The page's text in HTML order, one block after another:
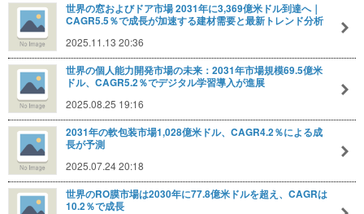
世界の窓およびドア市場 2031年に3,369億米ドル到達へ｜
CAGR5.5％で成長が加速する建材需要と最新トレンド分析
2025.11.13 20:36
世界の個人能力開発市場の未来：2031年市場規模69.5億米
ドル、CAGR5.2％でデジタル学習導入が進展
2025.08.25 19:16
2031年の軟包装市場1,028億米ドル、CAGR4.2％による成
長が予測
2025.07.24 20:18
世界のRO膜市場は2030年に77.8億米ドルを超え、CAGRは
10.2％で成長